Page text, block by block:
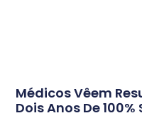
Médicos Vêem
Dois Anos De 100%